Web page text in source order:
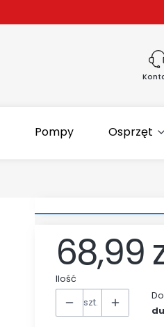
Pompy Osprzęt
Cena
68,99
Ilość
szt.